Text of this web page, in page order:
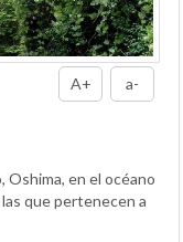
A+ a-
Oshima, en el océano
que pertenecen a